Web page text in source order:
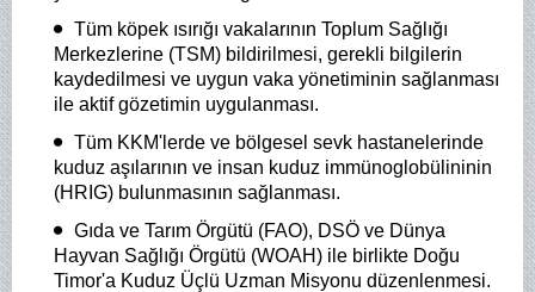
Tüm köpek ısırığı vakalarının Toplum Sağlığı
Merkezlerine (TSM) bildirilmesi, gerekli bilgilerin
kaydedilmesi ve uygun vaka yönetiminin sağlanması
ile aktif gözetimin uygulanması.
Tüm KKM'lerde ve bölgesel sevk hastanelerinde
kuduz aşılarının ve insan kuduz immünoglobülininin
(HRIG) bulunmasının sağlanması.
Gıda ve Tarım Örgütü (FAO), DSÖ ve Dünya
Hayvan Sağlığı Örgütü (WOAH) ile birlikte Doğu
Timor'a Kuduz Üçlü Uzman Misyonu düzenlenmesi.